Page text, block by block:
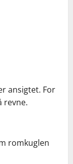
ansigtet. For
revne.
romkuglen